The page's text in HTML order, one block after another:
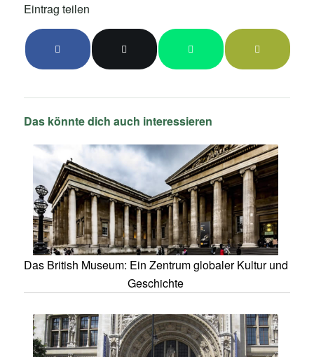
Eintrag teilen
Das könnte dich auch interessieren
Das British Museum: Ein Zentrum globaler Kultur und
Geschichte